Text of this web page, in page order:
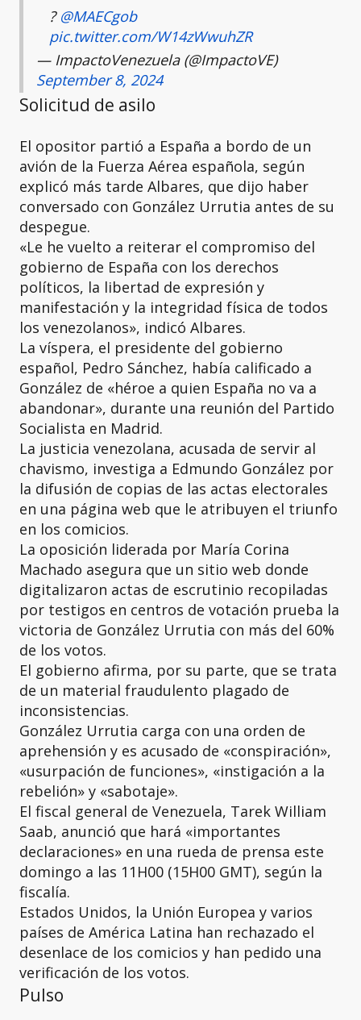
? @MAECgob
pic.twitter.com/W14zWwuhZR
— ImpactoVenezuela (@ImpactoVE)
September 8, 2024
Solicitud de asilo
El opositor partió a España a bordo de un
avión de la Fuerza Aérea española, según
explicó más tarde Albares, que dijo haber
conversado con González Urrutia antes de su
despegue.
«Le he vuelto a reiterar el compromiso del
gobierno de España con los derechos
políticos, la libertad de expresión y
manifestación y la integridad física de todos
los venezolanos», indicó Albares.
La víspera, el presidente del gobierno
español, Pedro Sánchez, había calificado a
González de «héroe a quien España no va a
abandonar», durante una reunión del Partido
Socialista en Madrid.
La justicia venezolana, acusada de servir al
chavismo, investiga a Edmundo González por
la difusión de copias de las actas electorales
en una página web que le atribuyen el triunfo
en los comicios.
La oposición liderada por María Corina
Machado asegura que un sitio web donde
digitalizaron actas de escrutinio recopiladas
por testigos en centros de votación prueba la
victoria de González Urrutia con más del 60%
de los votos.
El gobierno afirma, por su parte, que se trata
de un material fraudulento plagado de
inconsistencias.
González Urrutia carga con una orden de
aprehensión y es acusado de «conspiración»,
«usurpación de funciones», «instigación a la
rebelión» y «sabotaje».
El fiscal general de Venezuela, Tarek William
Saab, anunció que hará «importantes
declaraciones» en una rueda de prensa este
domingo a las 11H00 (15H00 GMT), según la
fiscalía.
Estados Unidos, la Unión Europea y varios
países de América Latina han rechazado el
desenlace de los comicios y han pedido una
verificación de los votos.
Pulso